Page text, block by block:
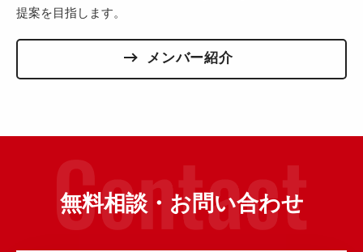
提案を目指します。
メンバー紹介
無料相談・お問い合わせ